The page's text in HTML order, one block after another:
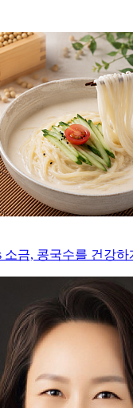
소금, 콩국수를 건강하